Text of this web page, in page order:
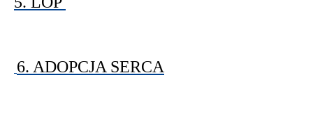
6. ADOPCJA SERCA